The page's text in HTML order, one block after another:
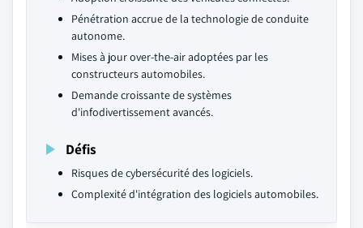
Pénétration accrue de la technologie de conduite
autonome.
Mises à jour over-the-air adoptées par les
constructeurs automobiles.
Demande croissante de systèmes
d'infodivertissement avancés.
Défis
Risques de cybersécurité des logiciels.
Complexité d'intégration des logiciels automobiles.